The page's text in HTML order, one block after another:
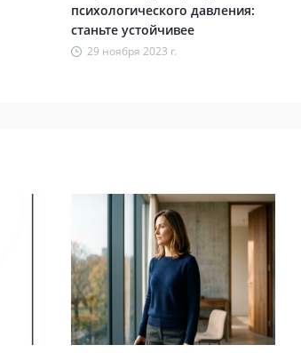
психологического давления:
станьте устойчивее
29 ноября 2023 г.